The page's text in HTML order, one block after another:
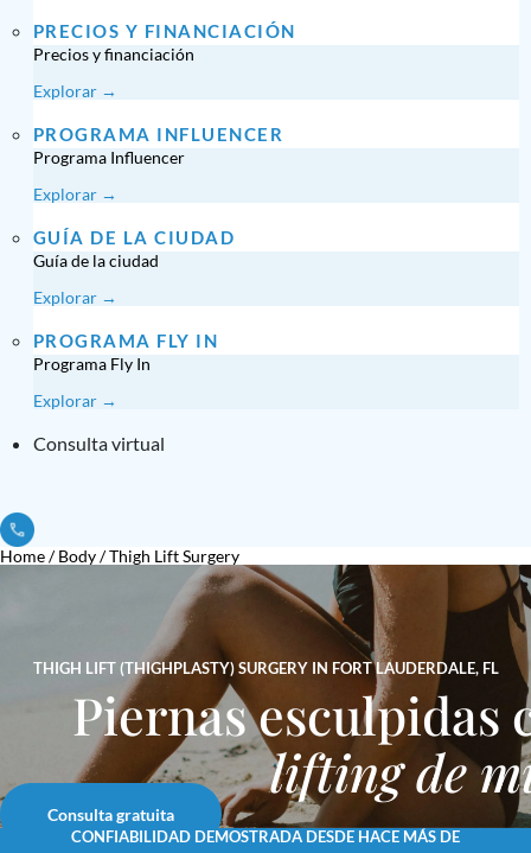
PRECIOS Y FINANCIACIÓN
Precios y financiación
Explorar →
PROGRAMA INFLUENCER
Programa Influencer
Explorar →
GUÍA DE LA CIUDAD
Guía de la ciudad
Explorar →
PROGRAMA FLY IN
Programa Fly In
Explorar →
Consulta virtual
Home/Body/Thigh Lift Surgery
THIGH LIFT (THIGHPLASTY) SURGERY IN FORT LAUDERDALE, FL
Piernas esculpidas
lifting de
Consulta gratuita
CONFIABILIDAD DEMOSTRADA DESDE HACE MÁS DE